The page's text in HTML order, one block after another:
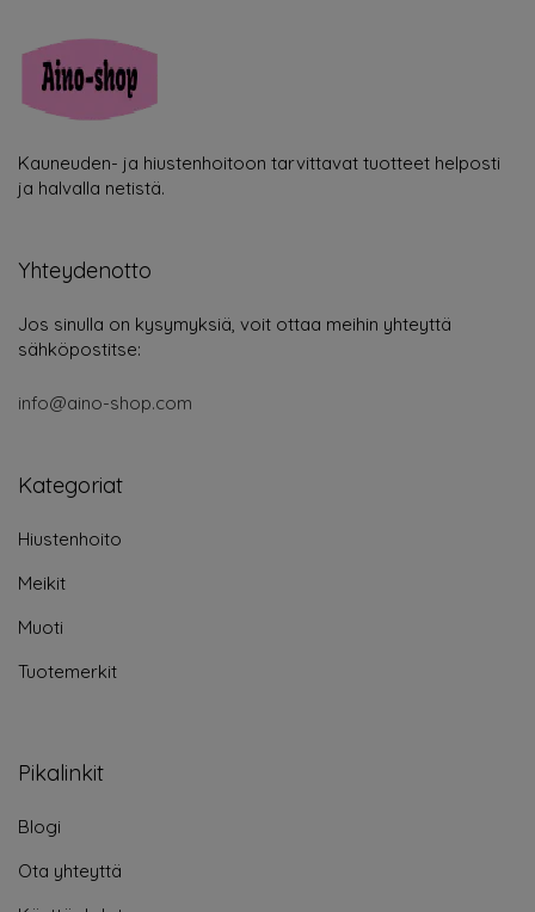
Kauneuden- ja hiustenhoitoon tarvittavat tuotteet helposti
ja halvalla netistä.
Yhteydenotto
Jos sinulla on kysymyksiä, voit ottaa meihin yhteyttä
sähköpostitse:
info@aino-shop.com
Kategoriat
Hiustenhoito
Meikit
Muoti
Tuotemerkit
Pikalinkit
Blogi
Ota yhteyttä